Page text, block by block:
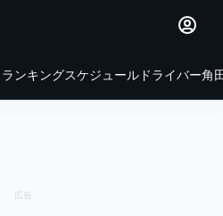
ランキングスケジュール ドライバー角